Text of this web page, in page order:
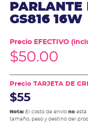
PARLANTE
GS816 16W
Precio EFECTIVO
$50.00
Precio TARJETA DE
$55
Nota: El costo de envío no está
tamaño, peso y destino del